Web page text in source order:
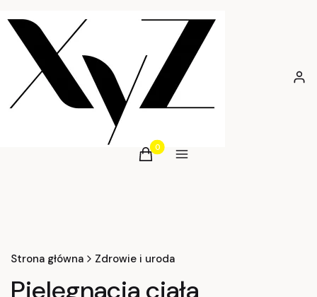
Produkty w koszyku: 0. Zobacz
Koszyk Menu
Strona główna Zdrowie i uroda
Pielęgnacja ciała